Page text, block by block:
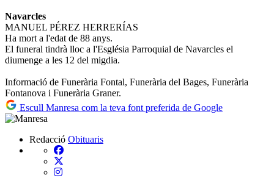
Navarcles
MANUEL PÉREZ HERRERÍAS
Ha mort a l'edat de 88 anys.
El funeral tindrà lloc a l'Església Parroquial de Navarcles el
diumenge a les 12 del migdia.
Informació de Funerària Fontal, Funerària del Bages, Funerària
Fontanova i Funerària Graner.
Escull Manresa com la teva font preferida de Google
Redacció Obituaris